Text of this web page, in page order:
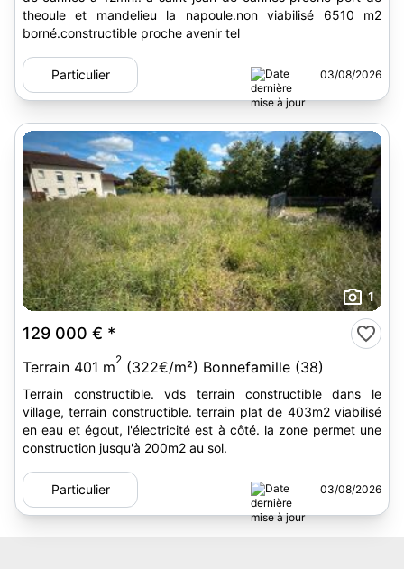
theoule et mandelieu la napoule.non viabilisé 6510 m2
borné.constructible proche avenir tel
Particulier 03/08/2026
1
129 000 € *
Terrain 401 m2 (322€/m²) Bonnefamille (38)
Terrain constructible. vds terrain constructible dans le
village, terrain constructible. terrain plat de 403m2 viabilisé
en eau et égout, l'électricité est à côté. la zone permet une
construction jusqu'à 200m2 au sol.
Particulier 03/08/2026